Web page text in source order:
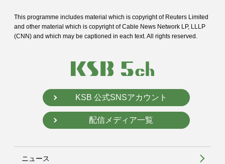
This programme includes material which is copyright of Reuters Limited
and other material which is copyright of Cable News Network LP, LLLP
(CNN) and which may be captioned in each text. All rights reserved.
KSB 公式SNSアカウント
配信メディア一覧
ニュース